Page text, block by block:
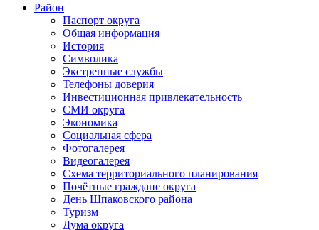
Район
Паспорт округа
Общая информация
История
Символика
Экстренные службы
Телефоны доверия
Инвестиционная привлекательность
СМИ округа
Экономика
Социальная сфера
Фотогалерея
Видеогалерея
Схема территориального планирования
Почётные граждане округа
День Шпаковского района
Туризм
Дума округа